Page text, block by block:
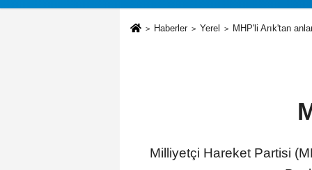
Haberler Yerel MHP'li Arık'tan
Milliyetçi Hareket Partisi